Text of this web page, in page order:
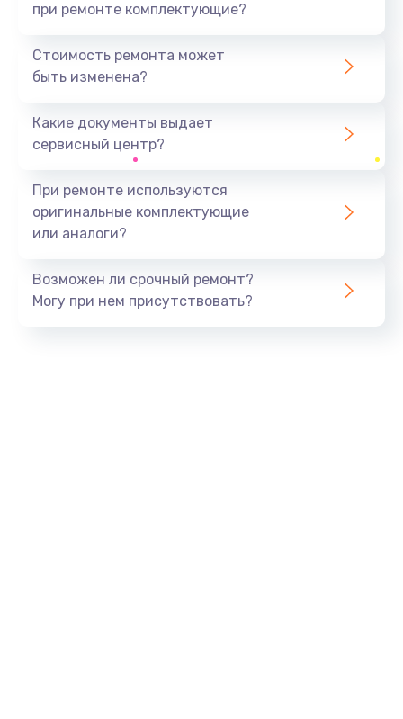
при ремонте комплектующие?
Стоимость ремонта может
быть изменена?
Какие документы выдает
сервисный центр?
При ремонте используются
оригинальные комплектующие
или аналоги?
Возможен ли срочный ремонт?
Могу при нем присутствовать?